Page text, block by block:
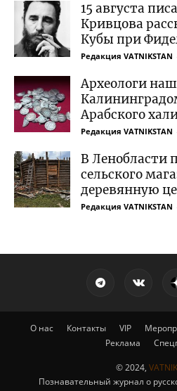
15 августа
Кривцова
Кубы при
Редакция VATNIKSTAN
Археологи
Арабского
Редакция VATNIKSTAN
В Ленобласти
сельского
деревянную
Редакция VATNIKSTAN
О нас Контакты VIP
Реклама
© 2024,
Познавательный журнал о